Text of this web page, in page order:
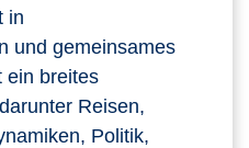
in
und gemeinsames
ein breites
Reisen,
Politik,